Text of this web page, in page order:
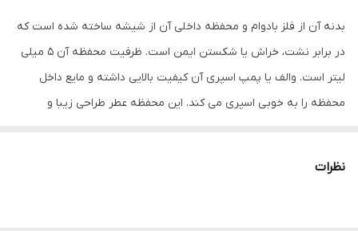
بدنه آن از فلز بادوام و محفظه داخلی آن از شیشه ساخته شده است که
در برابر نشت، خراش یا شکستن ایمن است. ظرفیت محفظه آن 5 میلی
لیتر است. والف یا پمپ اسپری آن کیفیت بالایی داشته و مایع داخل
محفظه را به خوبی اسپری می کند. این محفظه عطر طراحی زیبا و
بطری عطر در دریچه پایه دستگاه اتومایزر قرار گرفته و پمپ انجام گرفته
نظرات